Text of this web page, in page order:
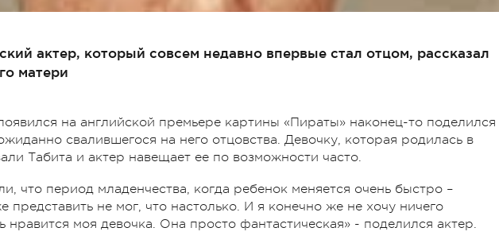
актер, который совсем недавно впервые стал отцом, рассказал
матери
на английской премьере картины «Пираты» наконец-то поделился
свалившегося на него отцовства. Девочку, которая родилась в
Табита и актер навещает ее по возможности часто.
что период младенчества, когда ребенок меняется очень быстро –
представить не мог, что настолько. И я конечно же не хочу ничего
нравится моя девочка. Она просто фантастическая» - поделился актер.